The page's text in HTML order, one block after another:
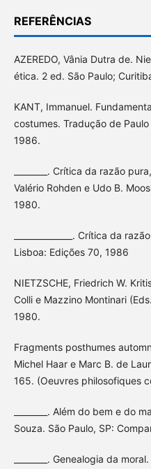
REFERÊNCIAS
AZEREDO, Vânia Dutra de.
ética. 2 ed. São Paulo;
KANT, Immanuel.
costumes. Tradução de
1986.
________. Crítica da razão
Valério Rohden e Udo B.
1980.
______________. Crítica da
Lisboa: Edições 70, 1986
NIETZSCHE, Friedrich W.
Colli e Mazzino Montinari
1980.
Fragments posthumes
Michel Haar e Marc B. de
165. (Oeuvres philosofiques
________. Além do bem e do
Souza. São Paulo, SP:
________. Genealogia da